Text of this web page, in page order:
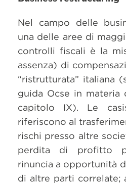
Nel campo delle
una delle aree di
controlli fiscali è la
assenza) di
“ristrutturata” italiana
guida Ocse in materia
capitolo IX). Le
riferiscono al
rischi presso altre
perdita di profitto
rinuncia a opportunità
di altre parti correlate;